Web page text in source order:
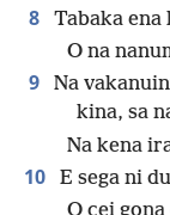
8
Tabaka ena
O na
9
Na
kina, sa
Na kena
10
E sega ni